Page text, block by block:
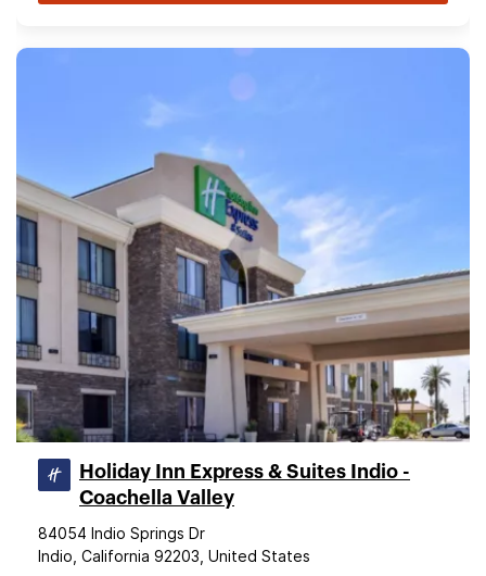
Holiday Inn Express & Suites Indio -
Coachella Valley
84054 Indio Springs Dr
Indio, California 92203, United States